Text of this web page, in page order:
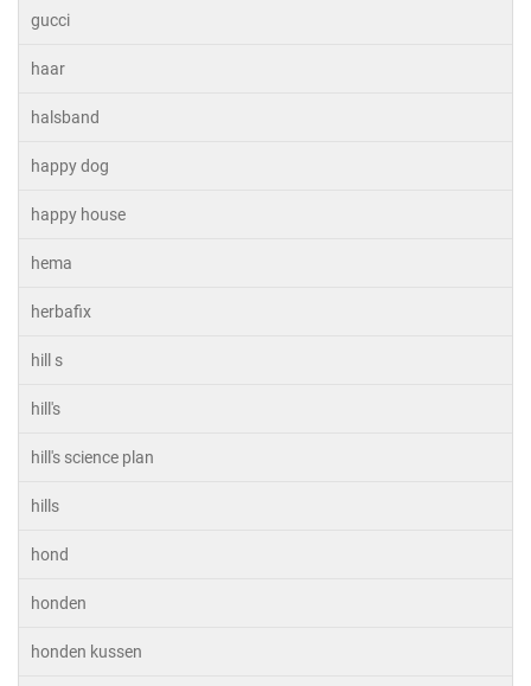
gucci
haar
halsband
happy dog
happy house
hema
herbafix
hill s
hill's
hill's science plan
hills
hond
honden
honden kussen